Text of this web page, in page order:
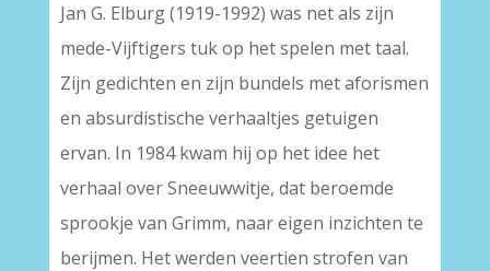
Jan G. Elburg (1919-1992) was net als zijn
mede-Vijftigers tuk op het spelen met taal.
Zijn gedichten en zijn bundels met aforismen
en absurdistische verhaaltjes getuigen
ervan. In 1984 kwam hij op het idee het
verhaal over Sneeuwwitje, dat beroemde
sprookje van Grimm, naar eigen inzichten te
berijmen. Het werden veertien strofen van